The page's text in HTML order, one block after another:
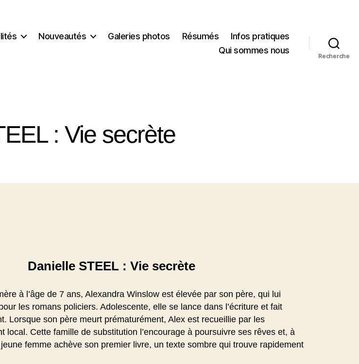
Nouveautés Galeries photos Résumés
Infos pratiques
Qui sommes nous
Recherche
: Vie secrète
Danielle STEEL : Vie secrète
à l’âge de 7 ans, Alexandra Winslow est élevée par son père, qui lui
les romans policiers. Adolescente, elle se lance dans l’écriture et fait
Lorsque son père meurt prématurément, Alex est recueillie par les
local. Cette famille de substitution l’encourage à poursuivre ses rêves et, à
femme achève son premier livre, un texte sombre qui trouve rapidement